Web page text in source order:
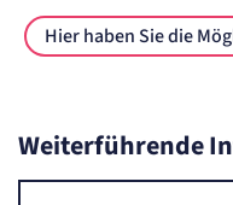
Hier haben Sie die
Weiterführende